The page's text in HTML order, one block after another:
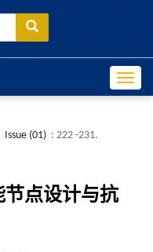
Issue (01) : 222 -231.
点设计与抗